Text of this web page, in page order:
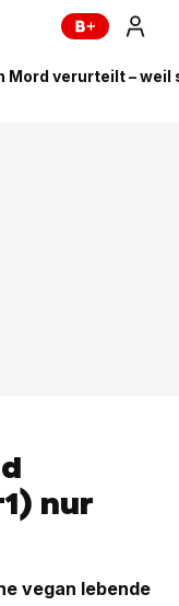
Mord verurteilt –
nur
vegan lebende